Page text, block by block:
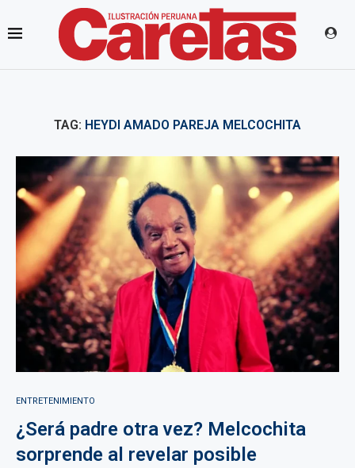
TAG: HEYDI AMADO PAREJA MELCOCHITA
ENTRETENIMIENTO
¿Será padre otra vez? Melcochita
sorprende al revelar posible